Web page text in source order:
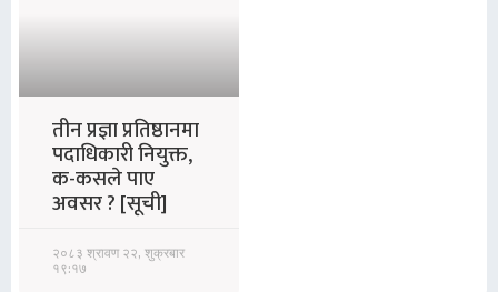
तीन प्रज्ञा प्रतिष्ठानमा
पदाधिकारी नियुक्त,
क-कसले पाए
अवसर ? [सूची]
२०८३ श्रावण २२, शुक्रबार
१९:१७